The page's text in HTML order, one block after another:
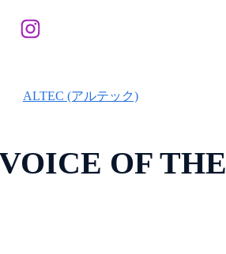
ALTEC (アルテック)
OF THE